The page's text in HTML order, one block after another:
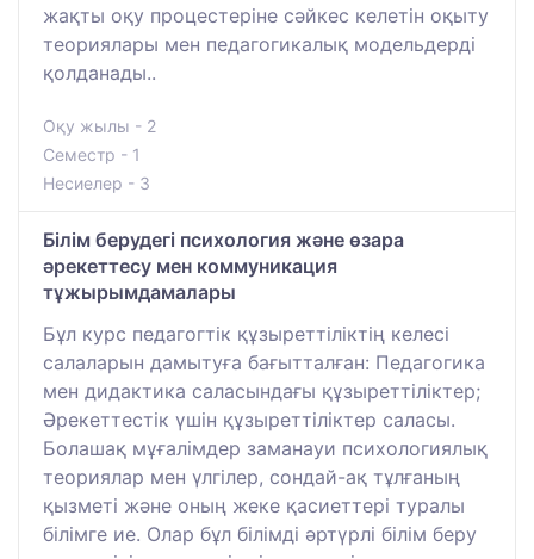
жақты оқу процестеріне сәйкес келетін оқыту
теориялары мен педагогикалық модельдерді
қолданады..
Оқу жылы - 2
Семестр - 1
Несиелер - 3
Білім берудегі психология және өзара
әрекеттесу мен коммуникация
тұжырымдамалары
Бұл курс педагогтік құзыреттіліктің келесі
салаларын дамытуға бағытталған: Педагогика
мен дидактика саласындағы құзыреттіліктер;
Әрекеттестік үшін құзыреттіліктер саласы.
Болашақ мұғалімдер заманауи психологиялық
теориялар мен үлгілер, сондай-ақ тұлғаның
қызметі және оның жеке қасиеттері туралы
білімге ие. Олар бұл білімді әртүрлі білім беру